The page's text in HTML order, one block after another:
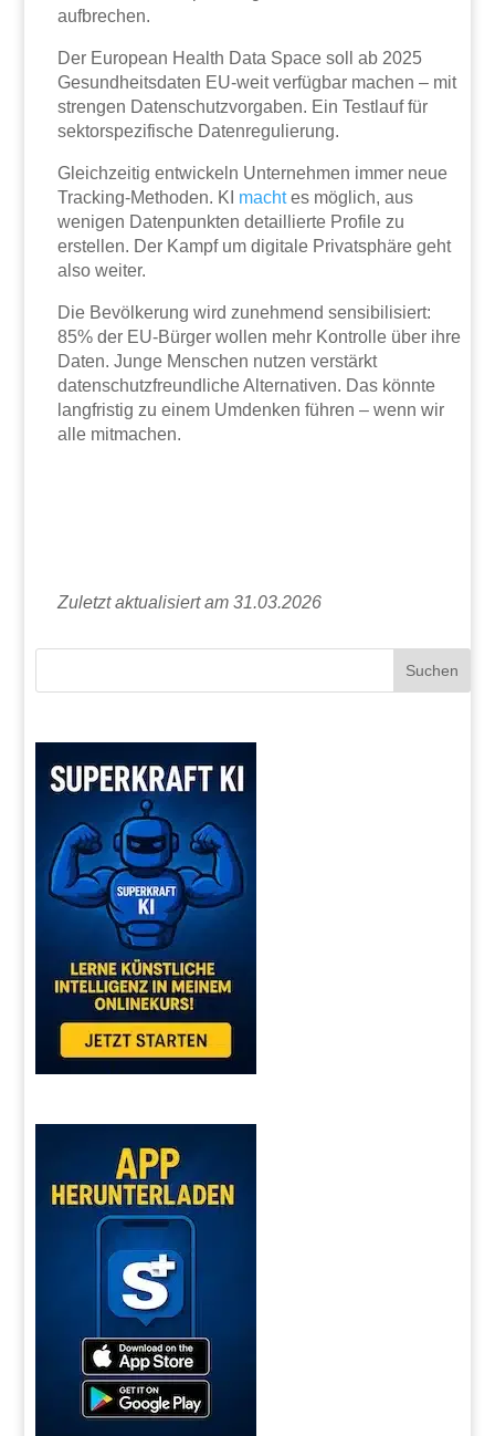
aufbrechen.
Der European Health Data Space soll ab 2025
Gesundheitsdaten EU-weit verfügbar machen – mit
strengen Datenschutzvorgaben. Ein Testlauf für
sektorspezifische Datenregulierung.
Gleichzeitig entwickeln Unternehmen immer neue
Tracking-Methoden. KI machtes möglich, aus
wenigen Datenpunkten detaillierte Profile zu
erstellen. Der Kampf um digitale Privatsphäre geht
also weiter.
Die Bevölkerung wird zunehmend sensibilisiert:
85% der EU-Bürger wollen mehr Kontrolle über ihre
Daten. Junge Menschen nutzen verstärkt
datenschutzfreundliche Alternativen. Das könnte
langfristig zu einem Umdenken führen – wenn wir
alle mitmachen.
Zuletzt aktualisiert am 31.03.2026